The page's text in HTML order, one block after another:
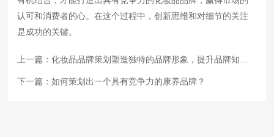
认可和消费者的心。在这个过程中，创新思维和对细节的关注
是成功的关键。
上一篇：化妆品品牌策划塑造独特的品牌形象，提升品牌知名度和美誉度
下一篇：如何策划出一个具有竞争力的康养品牌？